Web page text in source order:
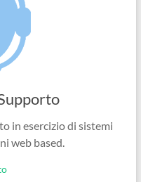
in esercizio di sistemi
web based.